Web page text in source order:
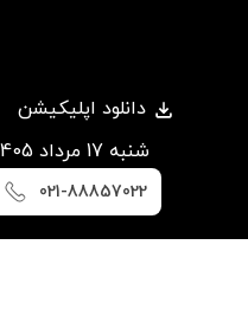
دانلود اپلیکیشن
شنبه 17 مرداد 1405
021-88857022